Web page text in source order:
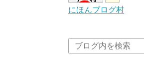
にほんブログ村